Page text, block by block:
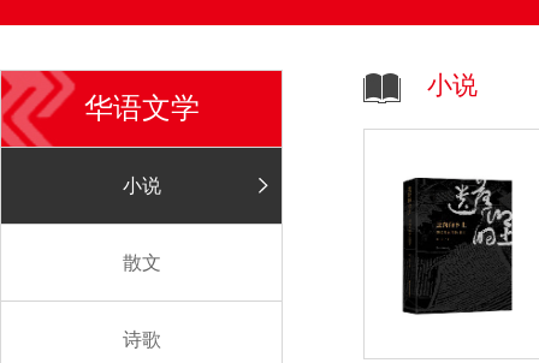
华语文学
小说
散文
诗歌
小说